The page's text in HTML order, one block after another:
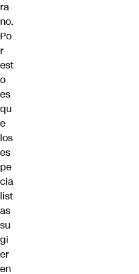
ra
no.
Po
r
est
o
es
qu
e
los
es
pe
cia
list
as
su
gi
er
en